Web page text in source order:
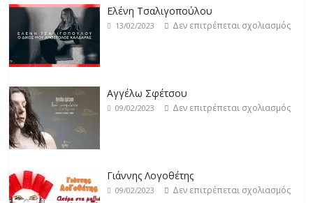
Αγγέλω Σφέτσου
09/02/2023 Δεν επιτρέπεται σχολιασμός
Γιάννης Λογοθέτης
09/02/2023 Δεν επιτρέπεται σχολιασμός
Anemos
03/02/2023 Δεν επιτρέπεται σχολιασμός